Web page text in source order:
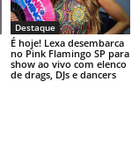
Destaque
É hoje! Lexa desembarca
no Pink Flamingo SP para
show ao vivo com elenco
de drags, DJs e dancers